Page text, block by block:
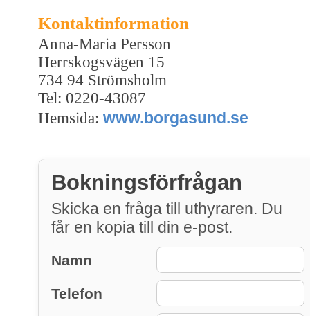
Kontaktinformation
Anna-Maria Persson
Herrskogsvägen 15
734 94 Strömsholm
Tel: 0220-43087
Hemsida: www.borgasund.se
Bokningsförfrågan
Skicka en fråga till uthyraren. Du
får en kopia till din e-post.
Namn
Telefon